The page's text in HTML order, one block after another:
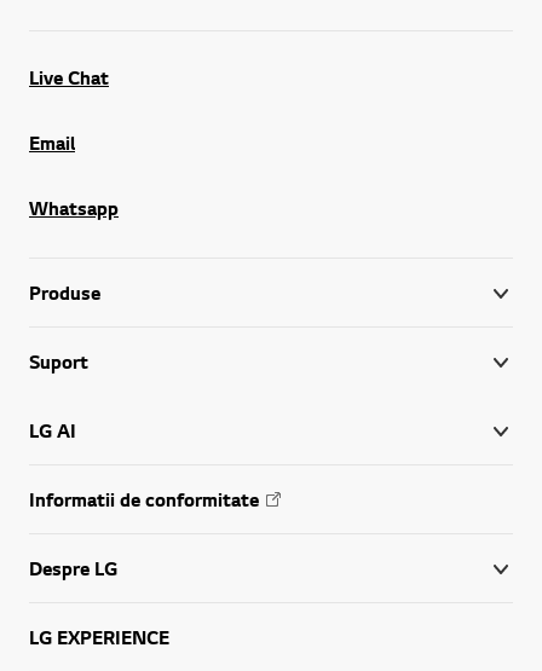
Live Chat
Email
Whatsapp
Produse
Suport
LG AI
Informatii de conformitate
Despre LG
LG EXPERIENCE